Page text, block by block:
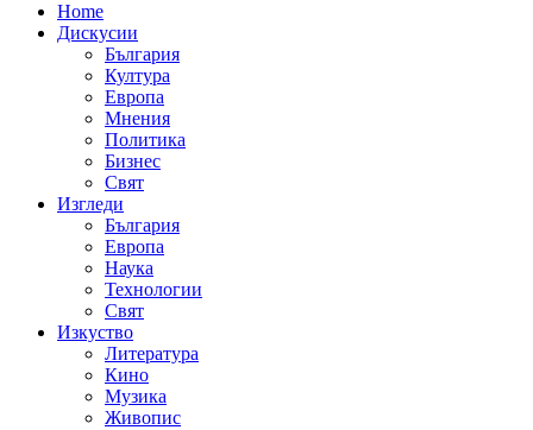
Home
Дискусии
България
Култура
Европа
Мнения
Политика
Бизнес
Свят
Изгледи
България
Европа
Наука
Технологии
Свят
Изкуство
Литература
Кино
Музика
Живопис